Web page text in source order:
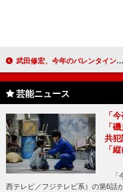
武田修宏、今年のバレンタインに闘志燃やす 「いつどこで何があってもいい下着」で準備万端
芸能ニュース
「
「
共犯
「
「
西テレビ／フジテレビ系）の第6